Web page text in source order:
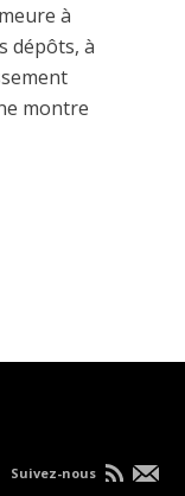
à
dépôts, à
montre
Suivez-nous